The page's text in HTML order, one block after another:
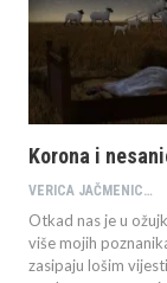
Korona i
VERICA JAČMENICA JAZBEC
Otkad nas je u
više mojih
zasipaju lošim